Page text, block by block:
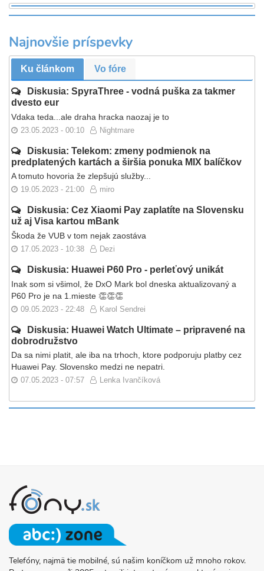
Najnovšie príspevky
Ku článkom Vo fóre
Diskusia: SpyraThree - vodná puška za takmer
dvesto eur
Vdaka teda...ale draha hracka naozaj je to
23.05.2023 - 00:10 Nightmare
Diskusia: Telekom: zmeny podmienok na
predplatených kartách a širšia ponuka MIX balíčkov
A tomuto hovoria že zlepšujú služby...
19.05.2023 - 21:00 miro
Diskusia: Cez Xiaomi Pay zaplatíte na Slovensku
už aj Visa kartou mBank
Škoda že VUB v tom nejak zaostáva
17.05.2023 - 10:38 Dezi
Diskusia: Huawei P60 Pro - perleťový unikát
Inak som si všimol, že DxO Mark bol dneska aktualizovaný a
P60 Pro je na 1.mieste 👏👏👏
09.05.2023 - 22:48 Karol Sendrei
Diskusia: Huawei Watch Ultimate – pripravené na
dobrodružstvo
Da sa nimi platit, ale iba na trhoch, ktore podporuju platby cez
Huawei Pay. Slovensko medzi ne nepatri.
07.05.2023 - 07:57 Lenka Ivančíková
Telefóny, najmä tie mobilné, sú našim koníčkom už mnoho rokov.